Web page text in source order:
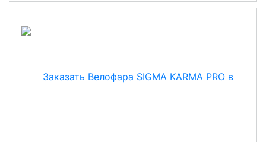
Адаптер-кабель SIGMA 16630